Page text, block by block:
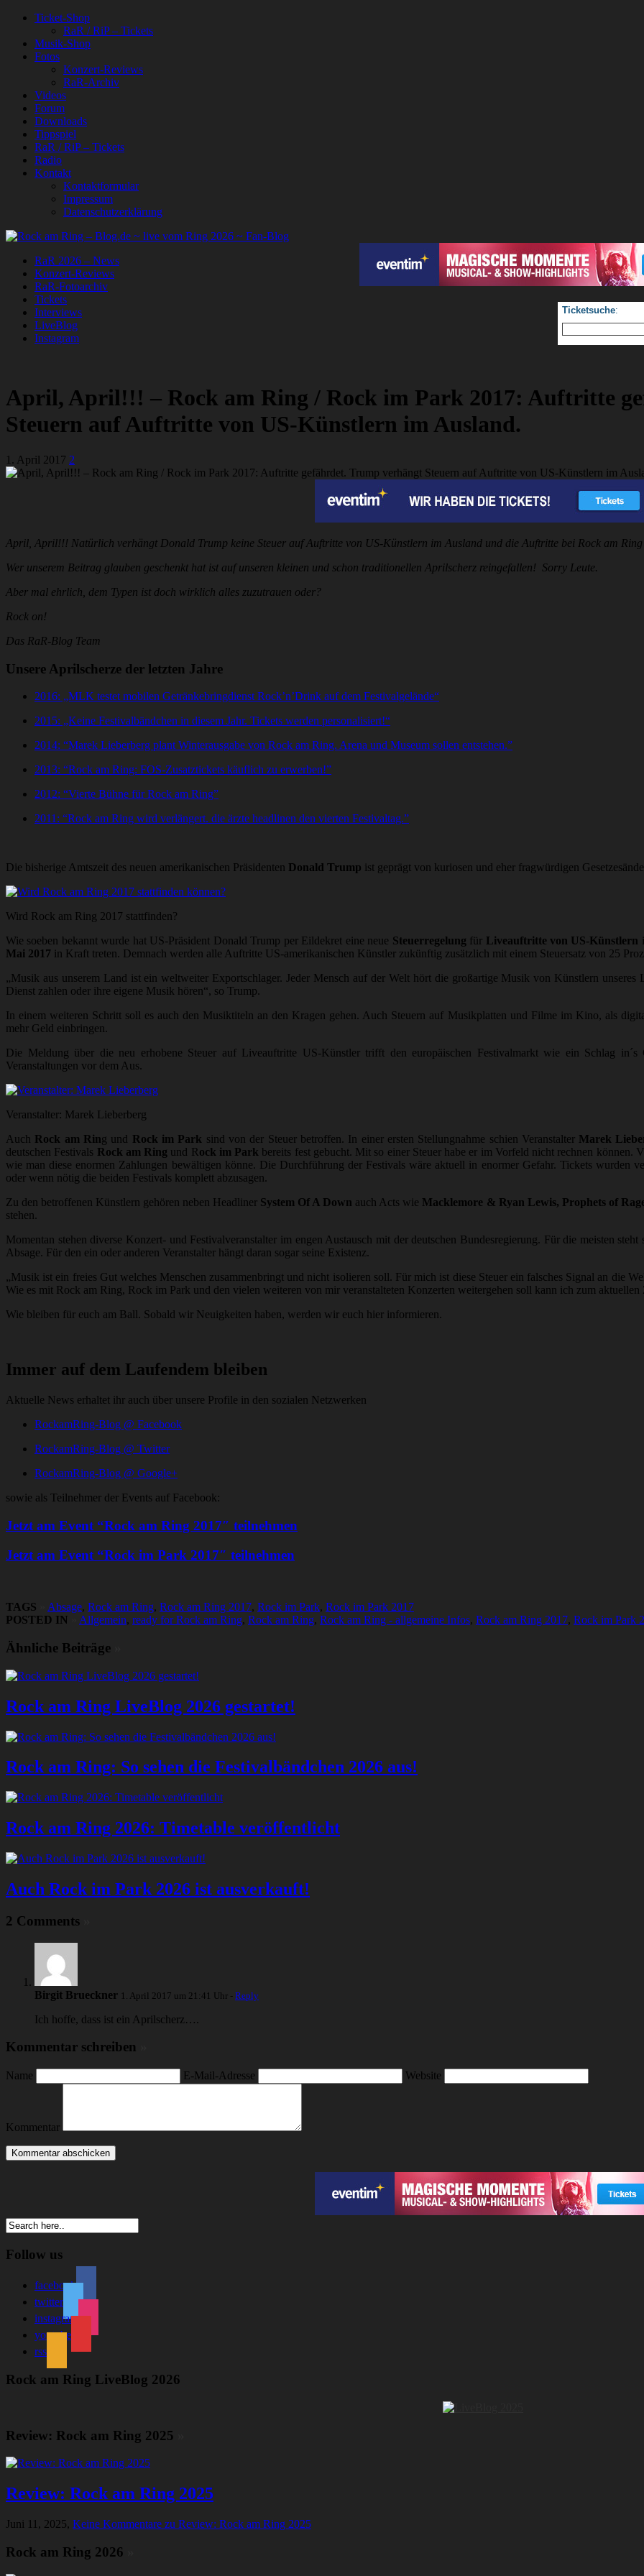
Ticket-Shop
RaR / RiP – Tickets
Musik-Shop
Fotos
Konzert-Reviews
RaR-Archiv
Videos
Forum
Downloads
Tippspiel
RaR / RiP – Tickets
Radio
Kontakt
Kontaktformular
Impressum
Datenschutzerklärung
Ticketsuche:
RaR 2026 – News
Konzert-Reviews
RaR-Fotoarchiv
Tickets
Interviews
LiveBlog
Instagram
April, April!!! – Rock am Ring / Rock im Park 2017: Auftritte
Steuern auf Auftritte von US-Künstlern im Ausland.
1. April 2017 2
April, April!!! Natürlich verhängt Donald Trump keine Steuer auf Auftritte von US-Künstlern im Ausland und die Auftritte bei Rock am
Wer unserem Beitrag glauben geschenkt hat ist auf unseren kleinen und schon traditionellen Aprilscherz reingefallen! Sorry Leute.
Aber mal ehrlich, dem Typen ist doch wirklich alles zuzutrauen oder?
Rock on!
Das RaR-Blog Team
Unsere Aprilscherze der letzten Jahre
2016: „MLK testet mobilen Getränkebringdienst Rock’n’Drink auf dem Festivalgelände“
2015: „Keine Festivalbändchen in diesem Jahr. Tickets werden personalisiert!“
2014: “Marek Lieberberg plant Winterausgabe von Rock am Ring. Arena und Museum sollen entstehen.”
2013: “Rock am Ring: FOS-Zusatztickets käuflich zu erwerben!”
2012: “Vierte Bühne für Rock am Ring”
2011: “Rock am Ring wird verlängert. die ärzte headlinen den vierten Festivaltag.”
Die bisherige Amtszeit des neuen amerikanischen Präsidenten Donald Trump ist geprägt von kuriosen und eher fragwürdigen
Wird Rock am Ring 2017 stattfinden?
Wie soeben bekannt wurde hat US-Präsident Donald Trump per Eildekret eine neue Steuerregelung für Liveauftritte von US-Künstlern
Mai 2017 in Kraft treten. Demnach werden alle Auftritte US-amerikanischen Künstler zukünftig zusätzlich mit einem Steuersatz von 25
„Musik aus unserem Land ist ein weltweiter Exportschlager. Jeder Mensch auf der Welt hört die großartige Musik von Künstlern
Dienst zahlen oder ihre eigene Musik hören“, so Trump.
In einem weiteren Schritt soll es auch den Musiktiteln an den Kragen gehen. Auch Steuern auf Musikplatten und Filme im Kino, als
mehr Geld einbringen.
Die Meldung über die neu erhobene Steuer auf Liveauftritte US-Künstler trifft den europäischen Festivalmarkt wie ein Schlag
Veranstaltungen vor dem Aus.
Veranstalter: Marek Lieberberg
Auch Rock am Ring und Rock im Park sind von der Steuer betroffen. In einer ersten Stellungnahme schien Veranstalter Marek
deutschen Festivals Rock am Ring und Rock im Park bereits fest gebucht. Mit so einer Steuer habe er im Vorfeld nicht rechnen
wie man diese enormen Zahlungen bewältigen könne. Die Durchführung der Festivals wäre aktuell in enormer Gefahr. Tickets wurden
oder wenn nötig die beiden Festivals komplett abzusagen.
Zu den betroffenen Künstlern gehören neben Headliner System Of A Down auch Acts wie Macklemore & Ryan Lewis, Prophets of
stehen.
Momentan stehen diverse Konzert- und Festivalveranstalter im engen Austausch mit der deutschen Bundesregierung. Für die meisten
Absage. Für den ein oder anderen Veranstalter hängt daran sogar seine Existenz.
„Musik ist ein freies Gut welches Menschen zusammenbringt und nicht isolieren soll. Für mich ist diese Steuer ein falsches Signal an die
Wie es mit Rock am Ring, Rock im Park und den vielen weiteren von mir veranstalteten Konzerten weitergehen soll kann ich zum
Wie bleiben für euch am Ball. Sobald wir Neuigkeiten haben, werden wir euch hier informieren.
Immer auf dem Laufendem bleiben
Aktuelle News erhaltet ihr auch über unsere Profile in den sozialen Netzwerken
RockamRing-Blog @ Facebook
RockamRing-Blog @ Twitter
RockamRing-Blog @ Google+
sowie als Teilnehmer der Events auf Facebook:
Jetzt am Event “Rock am Ring 2017″ teilnehmen
Jetzt am Event “Rock im Park 2017″ teilnehmen
TAGS Absage, Rock am Ring, Rock am Ring 2017, Rock im Park, Rock im Park 2017
POSTED IN
Allgemein, ready for Rock am Ring, Rock am Ring, Rock am Ring - allgemeine Infos, Rock am Ring 2017, Rock im Park
Ähnliche Beiträge
Rock am Ring LiveBlog 2026 gestartet!
Rock am Ring: So sehen die Festivalbändchen 2026 aus!
Rock am Ring 2026: Timetable veröffentlicht
Auch Rock im Park 2026 ist ausverkauft!
2 Comments
Birgit Brueckner 1. April 2017 um 21:41 Uhr - Reply
Ich hoffe, dass ist ein Aprilscherz….
Kommentar schreiben
Name E-Mail-Adresse Website
Kommentar
Follow us
facebook
twitter
instagram
youtube
rss
Rock am Ring LiveBlog 2026
Review: Rock am Ring 2025
Review: Rock am Ring 2025
Juni 11, 2025, Keine Kommentare zu Review: Rock am Ring 2025
Rock am Ring 2026